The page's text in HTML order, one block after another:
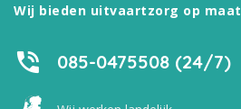
Wij bieden uitvaartzorg op maat
085-0475508 (24/7)